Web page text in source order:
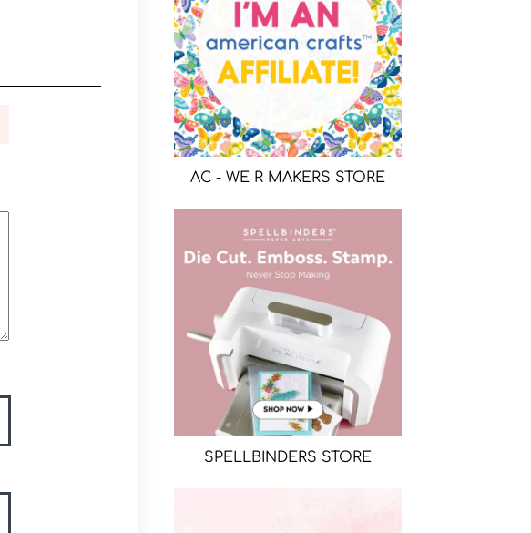
AC - WE R MAKERS STORE
SPELLBINDERS STORE